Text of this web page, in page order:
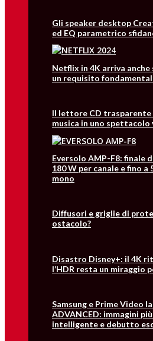
Gli speaker desktop
ed EQ parametrico
Netflix in 4K arriva anche
un requisito
Il lettore CD trasparente
musica in uno spettacolo
Eversolo AMP-F8: finale
180 W per canale e fino
mono
Diffusori e griglie di
ostacolo?
Disastro Disney+: il 4K
l’HDR resta un miraggio
Samsung e Prime Video
ADVANCED: immagini
intelligente e debutto